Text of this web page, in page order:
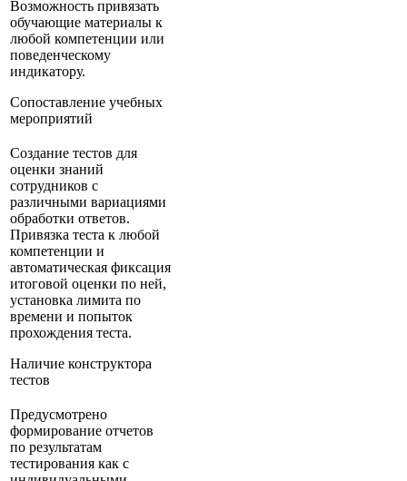
Возможность привязать
обучающие материалы к
любой компетенции или
поведенческому
индикатору.
Сопоставление учебных
мероприятий
Создание тестов для
оценки знаний
сотрудников с
различными вариациями
обработки ответов.
Привязка теста к любой
компетенции и
автоматическая фиксация
итоговой оценки по ней,
установка лимита по
времени и попыток
прохождения теста.
Наличие конструктора
тестов
Предусмотрено
формирование отчетов
по результатам
тестирования как с